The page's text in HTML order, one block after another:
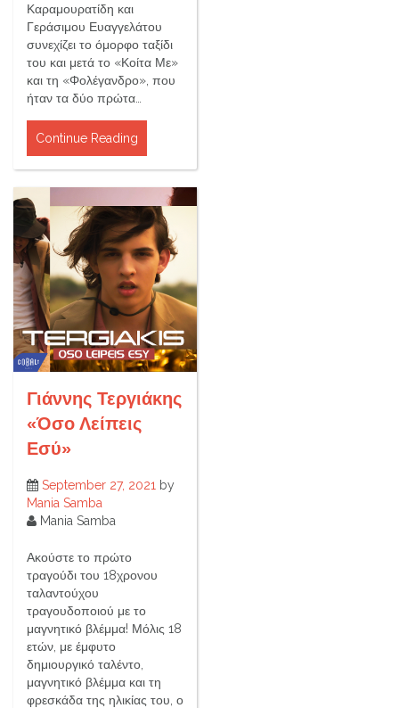
Καραμουρατίδη και
Γεράσιμου Ευαγγελάτου
συνεχίζει το όμορφο ταξίδι
του και μετά το «Κοίτα Με»
και τη «Φολέγανδρο», που
ήταν τα δύο πρώτα…
Continue Reading
Γιάννης Τεργιάκης
«Όσο Λείπεις
Εσύ»
September 27, 2021 by
Mania Samba
Mania Samba
Ακούστε το πρώτο
τραγούδι του 18χρονου
ταλαντούχου
τραγουδοποιού με το
μαγνητικό βλέμμα! Μόλις 18
ετών, με έμφυτο
δημιουργικό ταλέντο,
μαγνητικό βλέμμα και τη
φρεσκάδα της ηλικίας του, ο